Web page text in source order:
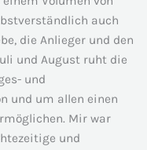
auch
die Anlieger und den
und August ruht die
und
und um allen einen
Mir war
und